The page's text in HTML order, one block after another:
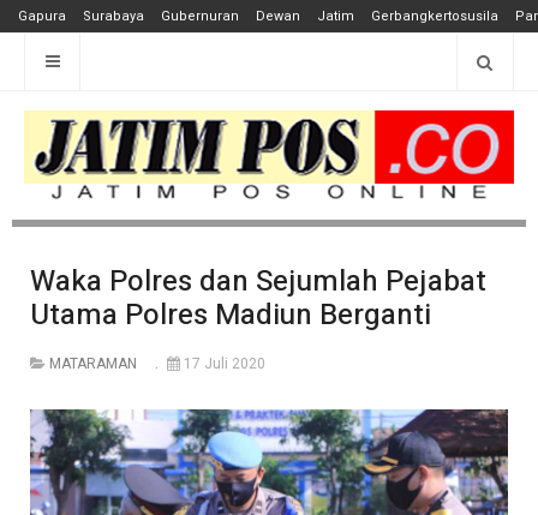
Gapura Surabaya Gubernuran Dewan Jatim Gerbangkertosusila
Waka Polres dan Sejumlah Pejabat
Utama Polres Madiun Berganti
MATARAMAN 17 Juli 2020